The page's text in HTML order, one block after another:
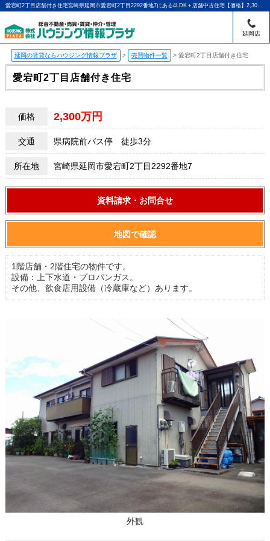
愛宕町2丁目店舗付き住宅宮崎県延岡市愛宕町2丁目2292番地7にある4LDK＋店舗中古住宅【価格】2,300万円【交通】県病院前バス停 徒歩3分 |延岡・門川町の賃貸のことならハウジング情報プラザ｜アパマンショップ延岡店
延岡店
延岡の賃貸ならハウジング情報プラザ > 売買物件一覧 > 愛宕町2丁目店舗付き住宅
愛宕町2丁目店舗付き住宅
価格 2,300万円
交通 県病院前バス停 徒歩3分
所在地 宮崎県延岡市愛宕町2丁目2292番地7
資料請求・お問合せ
地図で確認
1階店舗・2階住宅の物件です。
設備：上下水道・プロパンガス。
その他、飲食店用設備（冷蔵庫など）あります。
外観